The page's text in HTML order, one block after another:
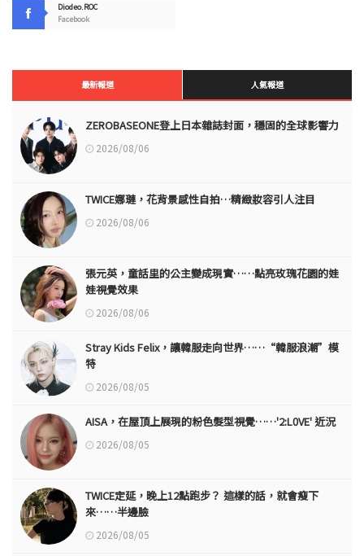
Diodeo.ROC
Facebook
最新報道 人氣報道
ZEROBASEONE登上日本雜誌封面，穩固的全球影響力
2026/08/06
TWICE娜璉，花背景感性自拍…精緻妝容引人注目
2026/08/06
張元英，童話里的公主變成現實……點亮玫瑰花園的娃
娃視覺效果
2026/08/06
Stray Kids Felix，讓韓服走向世界……“韓服浪潮”模
特
2026/08/05
AISA，在屋頂上展現的粉色髮型視覺……'2:L0VE' 近況
2026/08/05
TWICE定延，晚上12點跑步？ 這樣的話，就會瘦下
來……半邊臉
2026/08/05